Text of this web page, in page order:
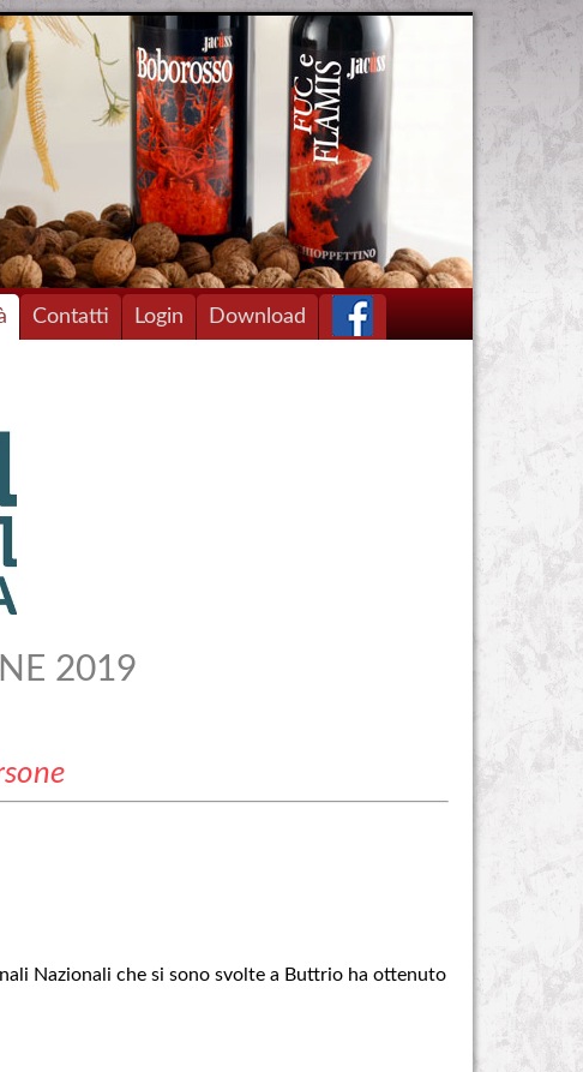
Contatti Login Download
2019
Nazionali che si sono svolte a Buttrio ha ottenuto